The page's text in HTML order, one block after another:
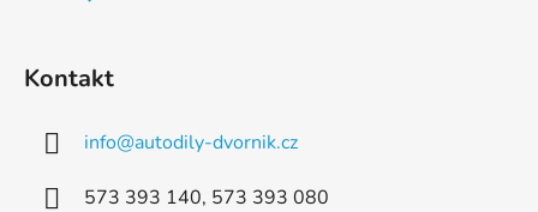
Kontakt
info@autodily-dvornik.cz
573 393 140, 573 393 080